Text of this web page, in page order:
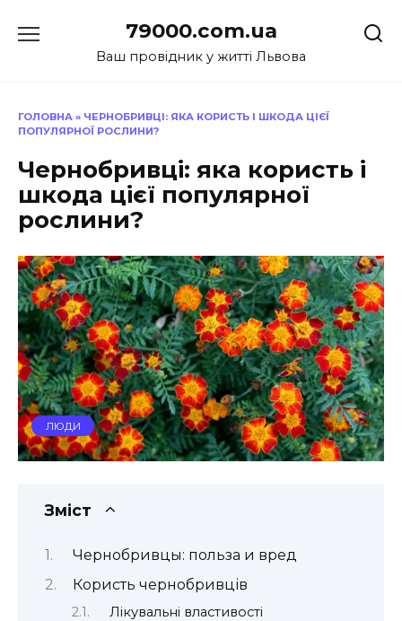
до
79000.com.ua
Ваш провідник у житті Львова
ГОЛОВНА » ЧЕРНОБРИВЦІ: ЯКА КОРИСТЬ І ШКОДА ЦІЄЇ
ПОПУЛЯРНОЇ РОСЛИНИ?
Чернобривці: яка користь і
шкода цієї популярної
рослини?
ЛЮДИ
Зміст
Чернобривцы: польза и вред
Користь чернобривців
Лікувальні властивості